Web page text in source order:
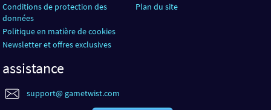
Conditions de protection des
données
Politique en matière de cookies
Newsletter et offres exclusives
Plan du site
assistance
support@ gametwist.com